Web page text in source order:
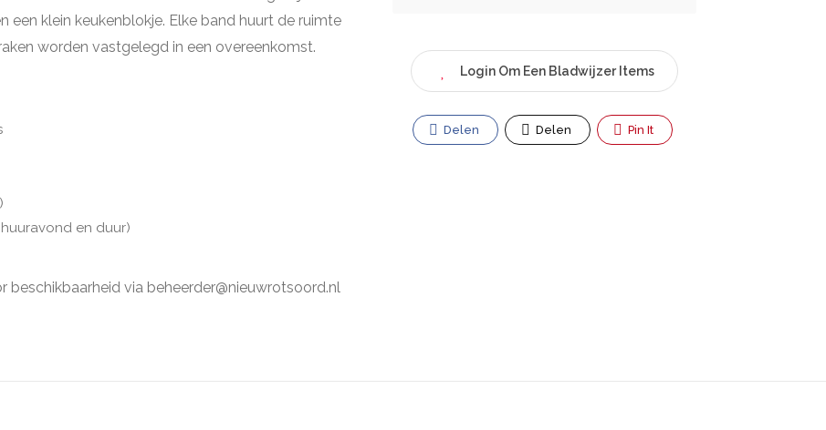
klein keukenblokje. Elke band huurt de ruimte
worden vastgelegd in een overeenkomst.
en duur)
via beheerder@nieuwrotsoord.nl
Login Om Een Bladwijzer Items
Delen Delen Pin It